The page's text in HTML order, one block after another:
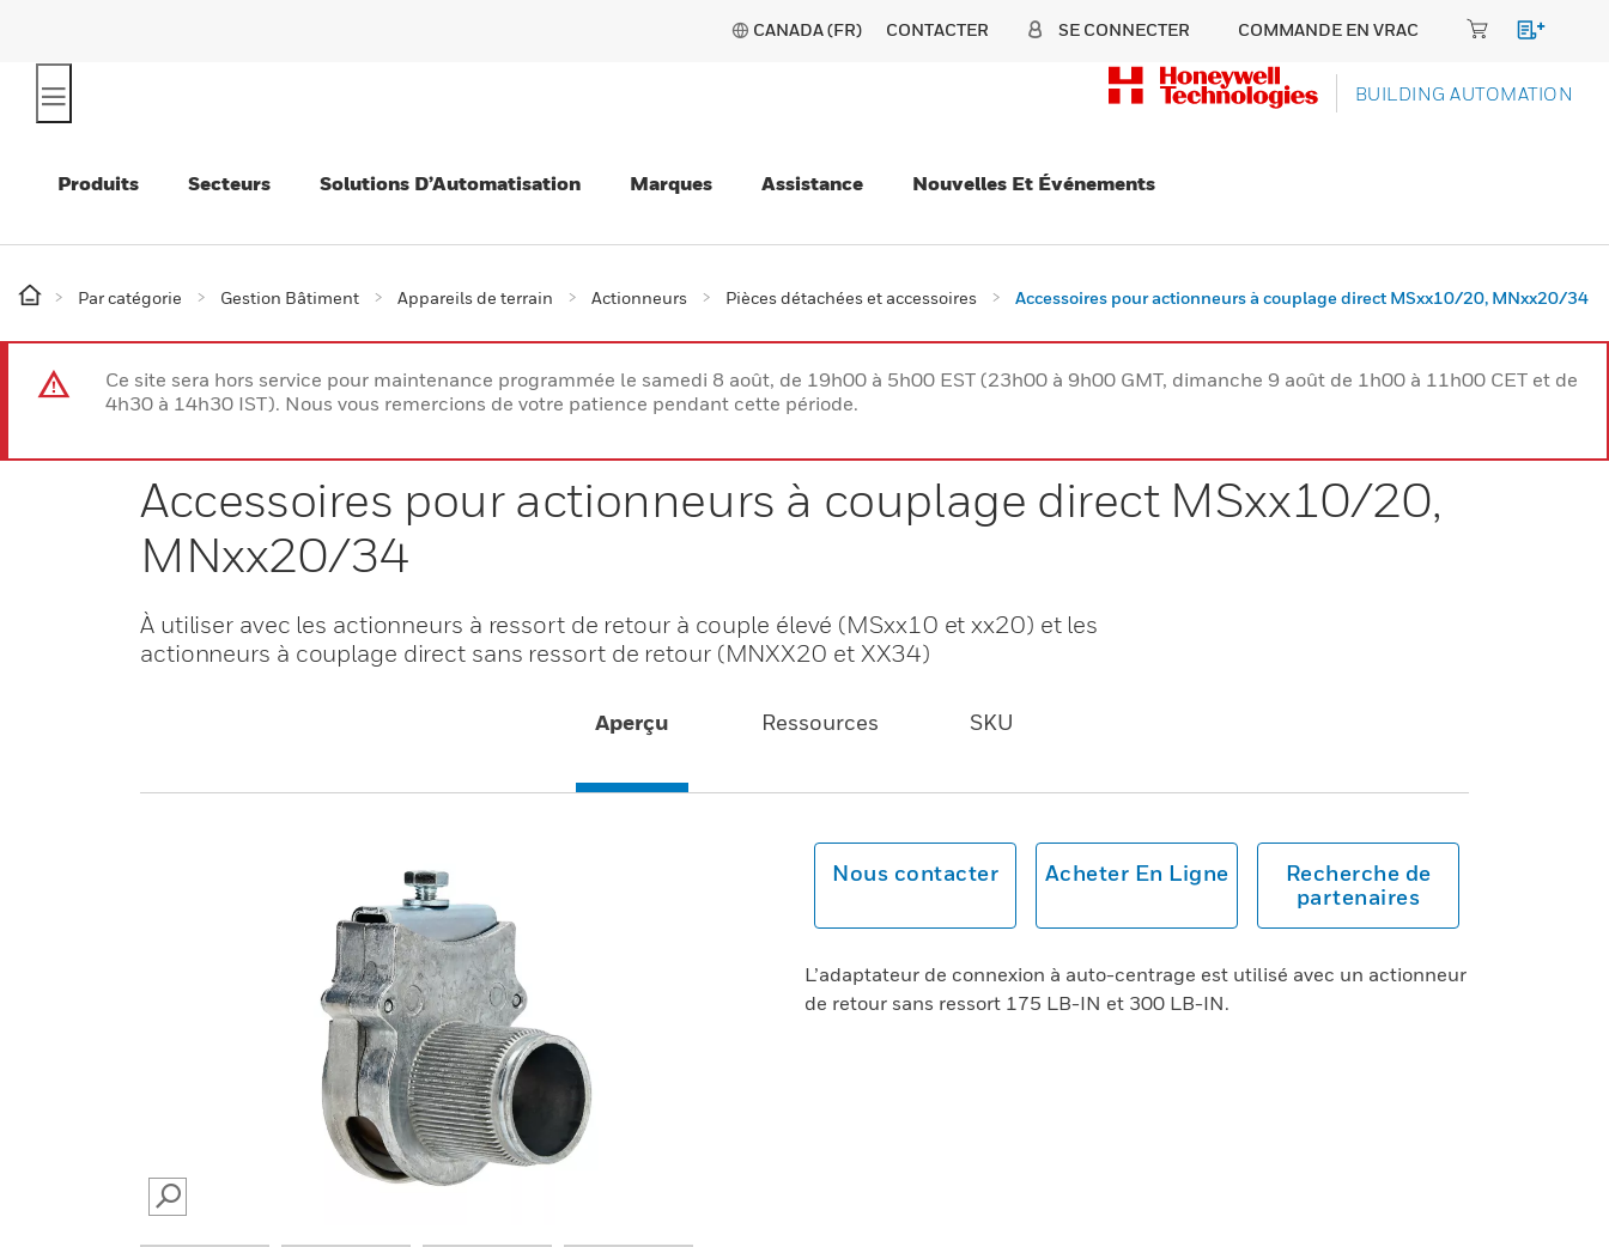
CANADA (FR) CONTACTER SE CONNECTER COMMANDE EN VRAC
BUILDING AUTOMATION
Produits Secteurs Solutions D’Automatisation Marques Assistance Nouvelles Et Événements
Par catégorie Gestion Bâtiment Appareils de terrain Actionneurs Pièces détachées et accessoires Accessoires pour actionneurs à couplage direct MSxx10/20, MNxx20/34
Ce site sera hors service pour maintenance programmée le samedi 8 août, de 19h00 à 5h00 EST (23h00 à 9h00 GMT, dimanche 9 août de 1h00 à 11h00 CET et de
4h30 à 14h30 IST). Nous vous remercions de votre patience pendant cette période.
Accessoires pour actionneurs à couplage direct MSxx10/20,
MNxx20/34
À utiliser avec les actionneurs à ressort de retour à couple élevé (MSxx10 et xx20) et les
actionneurs à couplage direct sans ressort de retour (MNXX20 et XX34)
Aperçu Ressources SKU
SEARCH
Nous contacter Acheter En Ligne
Recherche de
partenaires
L’adaptateur de connexion à auto-centrage est utilisé avec un actionneur
de retour sans ressort 175 LB-IN et 300 LB-IN.